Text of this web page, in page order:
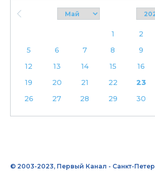
1 2
5
6 7 8 9
12
13 14 15 16
19
20 21 22 23
26
27 28 29 30
© 2003-2023, Первый Канал - Санкт-